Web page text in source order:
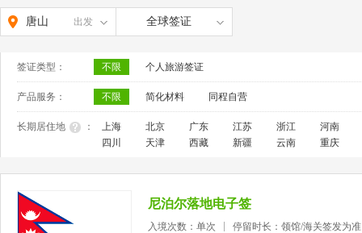
唐山 出发 全球签证
签证类型： 不限 个人旅游签证
产品服务： 不限 简化材料 同程自营
长期居住地 ： 上海 北京 广东 江苏 浙江
河南
四川
天津 西藏 新疆 云南 重庆
尼泊尔落地电子签
入境次数：单次
停留时长：领馆/海关签发为准